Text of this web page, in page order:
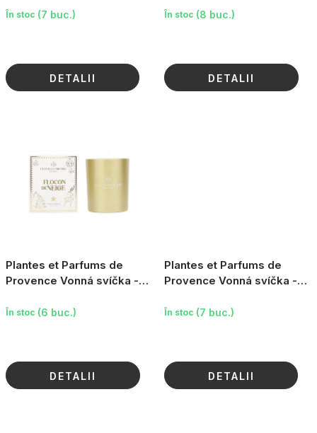
În stoc (7 buc.)
DETALII
În stoc (8 buc.)
DETALII
Plantes et Parfums de
Provence Vonná svíčka -
În stoc (6 buc.)
DETALII
Plantes et Parfums de
Provence Vonná svíčka -
În stoc (7 buc.)
DETALII